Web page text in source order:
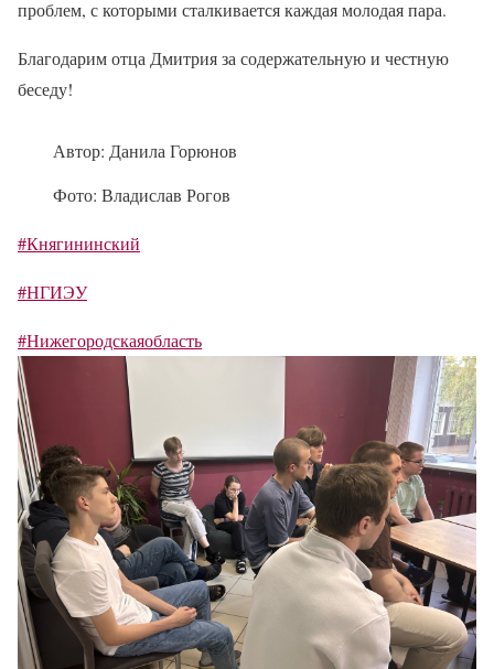
проблем, с которыми сталкивается каждая молодая пара.
Благодарим отца Дмитрия за содержательную и честную
беседу!
Автор: Данила Горюнов
Фото: Владислав Рогов
#Княгининский
#НГИЭУ
#Нижегородскаяобласть